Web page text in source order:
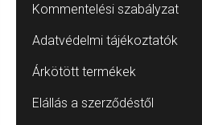
Kommentelési szabályzat
Adatvédelmi tájékoztatók
Árkötött termékek
Elállás a szerződéstől